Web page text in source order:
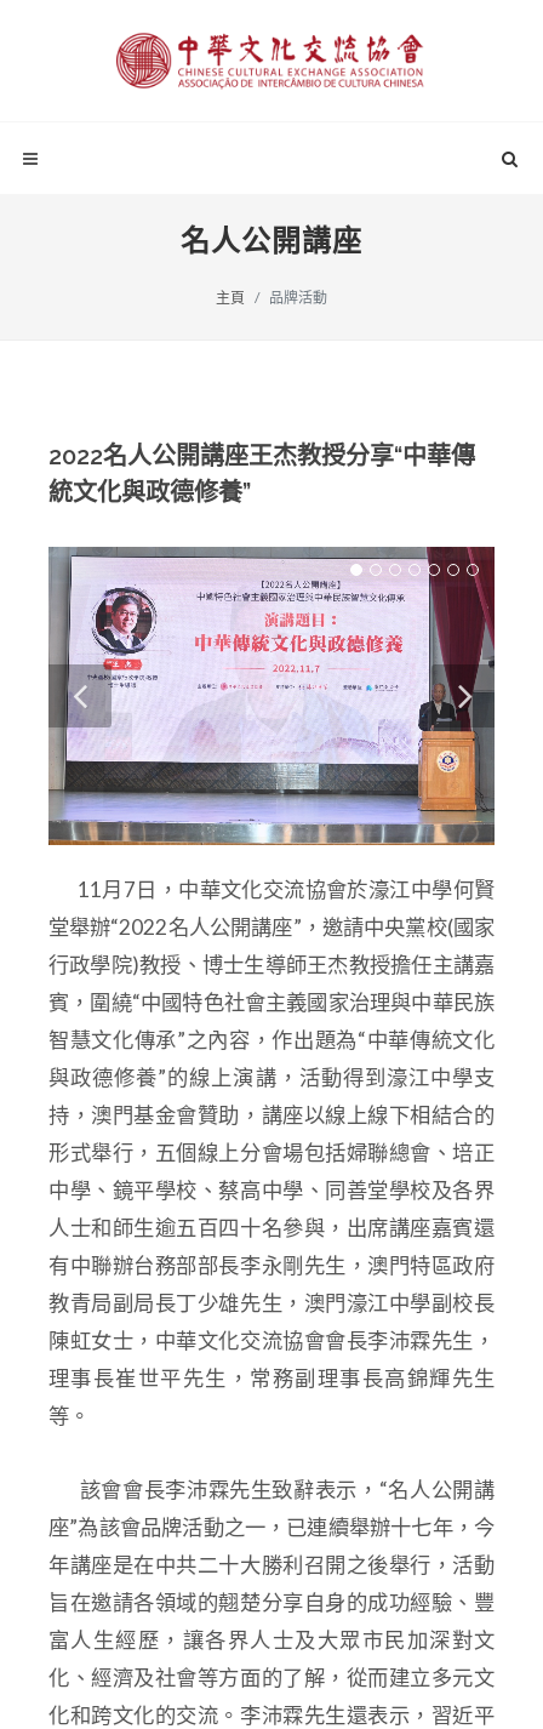
名人公開講座
主頁 品牌活動
2022名人公開講座王杰教授分享“中華傳
統文化與政德修養”
11月7日， 中華文化交流協會於濠江中學何賢
堂舉辦“2022名人公開講座”，邀請中央黨校(國家
行政學院)教授、博士生導師王杰教授擔任主講嘉
賓，圍繞“中國特色社會主義國家治理與中華民族
智慧文化傳承”之內容，作出題為“中華傳統文化
與政德修養”的線上演講，活動得到濠江中學支
持，澳門基金會贊助， 講座以線上線下相結合的
形式舉行，五個線上分會場包括婦聯總會、培正
中學、鏡平學校、蔡高中學、同善堂學校及各界
人士和師生逾五百四十名參與， 出席講座嘉賓還
有中聯辦台務部部長李永剛先生 ， 澳門特區政府
教青局副局長丁少雄先生，澳門濠江中學副校長
陳虹女士，中華文化交流協會會長李沛霖先生，
理事長崔世平先生，常務副理事長高錦輝先生
等。
該會會長李沛霖先生致辭表示，“名人公開講
座”為該會品牌活動之一，已連續舉辦十七年，今
年講座是在中共二十大勝利召開之後舉行，活動
旨在邀請各領域的翹楚分享自身的成功經驗、豐
富人生經歷，讓各界人士及大眾市民加深對文
化、經濟及社會等方面的了解，從而建立多元文
化和跨文化的交流。李沛霖先生還表示， 習近平